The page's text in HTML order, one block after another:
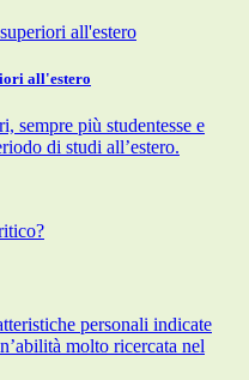
all'estero
sempre più studentesse e
di studi all’estero.
personali indicate
molto ricercata nel